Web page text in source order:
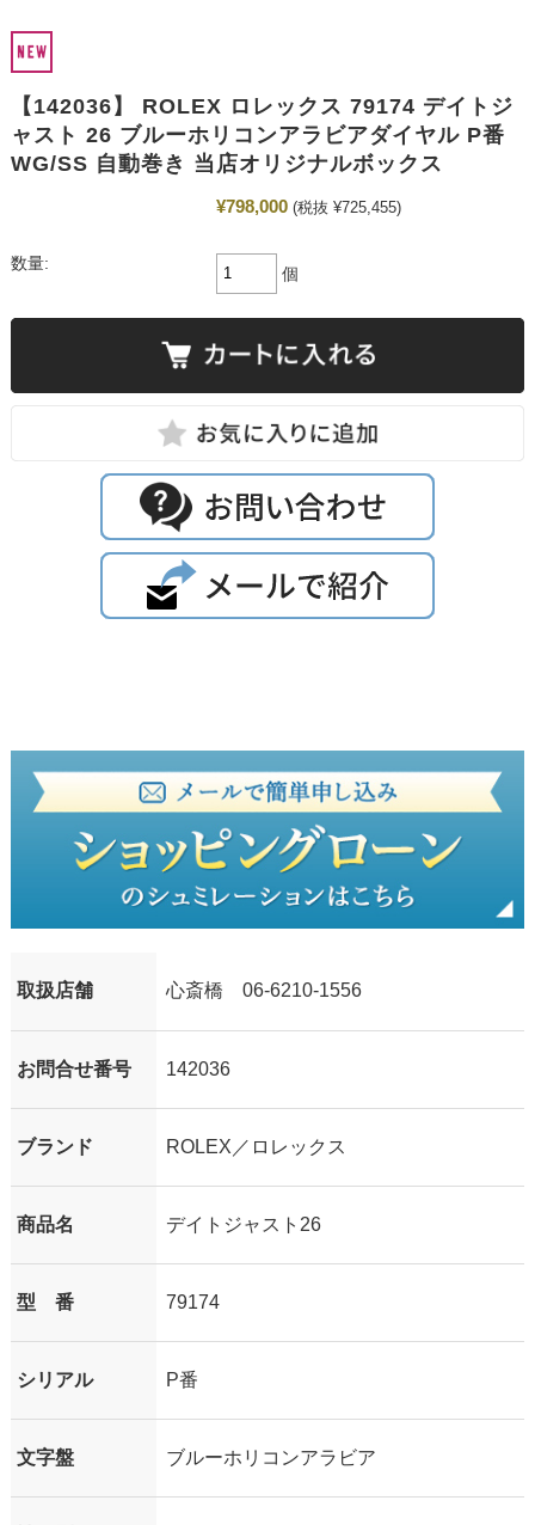
【142036】 ROLEX ロレックス 79174 デイトジ
ャスト 26 ブルーホリコンアラビアダイヤル P番
WG/SS 自動巻き 当店オリジナルボックス
¥798,000 (税抜 ¥725,455)
数量:
個
取扱店舗 心斎橋 06-6210-1556
お問合せ番号 142036
ブランド ROLEX／ロレックス
商品名 デイトジャスト26
型 番 79174
シリアル P番
文字盤 ブルーホリコンアラビア